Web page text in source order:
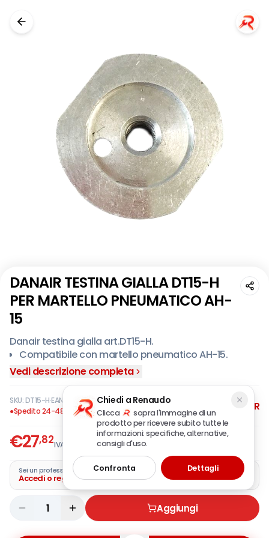
DANAIR TESTINA GIALLA DT15-H
PER MARTELLO PNEUMATICO AH-
15
Danair testina gialla art.DT15-H.
Compatibile con martello pneumatico AH-15.
Vedi descrizione completa
SKU:DT15-H·EAN:
2000517690006
●Spedito 24-48 ore DANAIR
€27,82IVA incl.
Sei un professionista?
Accedi o registra la tua azienda
1 Aggiungi
Chiedi a Renaudo
Clicca
sopra l'immagine di un
prodotto per ricevere subito tutte le
informazioni: specifiche, alternative,
consigli d'uso.
Confronta Dettagli